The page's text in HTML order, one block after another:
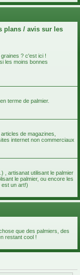
plans / avis sur les
? c'est ici !
les moins bonnes
terme de palmier.
de magazines,
internet non commerciaux
, artisanat utilisant le palmier
le palmier, ou encore les
est un art!)
que des palmiers, des
restant cool !